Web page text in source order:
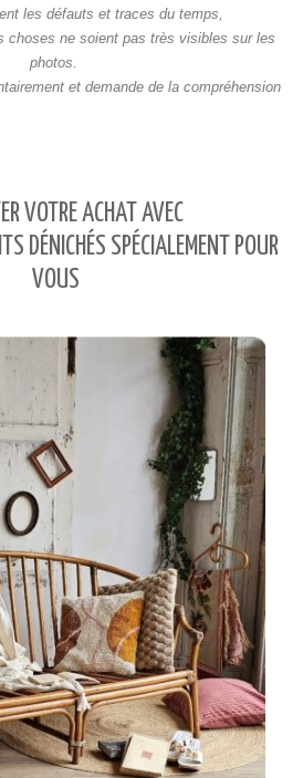
les défauts et traces du temps,
choses ne soient pas très visibles sur les
photos.
et demande de la compréhension
VOTRE ACHAT AVEC
DÉNICHÉS SPÉCIALEMENT POUR
VOUS